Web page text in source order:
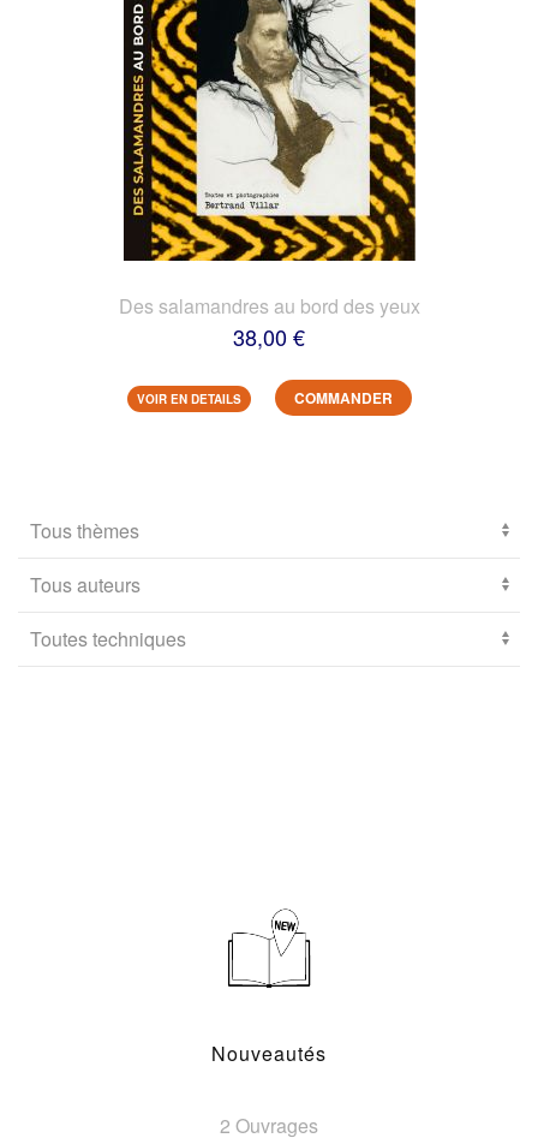
Des salamandres au bord des yeux
38,00 €
VOIR EN DETAILS COMMANDER
Nouveautés
2 Ouvrages